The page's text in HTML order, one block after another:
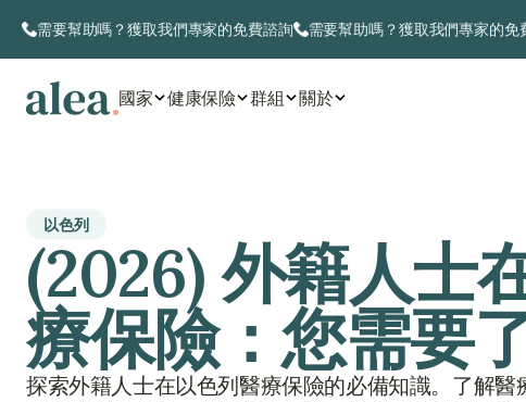
需要幫助嗎？獲取我們專家的免費諮詢 需要幫助嗎？獲取我們專家的免
國家 健康保險 群組 關於
以色列
(2026) 外籍人士
療保險：您需要
探索外籍人士在以色列醫療保險的必備知識。了解